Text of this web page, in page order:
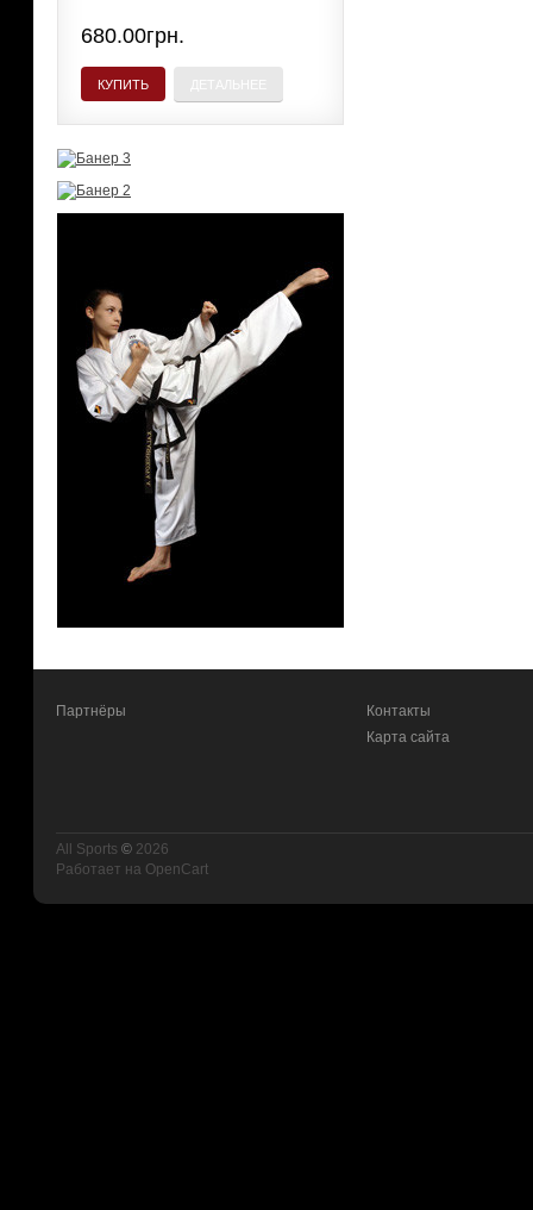
680.00грн.
КУПИТЬ
Партнёры
Контакты
Карта сайта
All Sports © 2026
Работает на OpenCart